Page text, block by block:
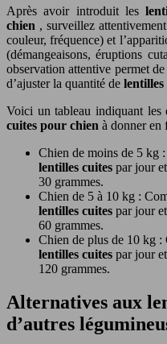
Après avoir introduit les
chien , surveillez
couleur, fréquence) et
(démangeaisons, éruptions
observation attentive permet
d’ajuster la quantité de lentilles
Voici un tableau indiquant les
cuites pour chien à donner en
Chien de moins de 5 kg
lentilles cuites par jour
30 grammes.
Chien de 5 à 10 kg :
lentilles cuites par jour
60 grammes.
Chien de plus de 10 kg :
lentilles cuites par jour
120 grammes.
Alternatives aux
d’autres